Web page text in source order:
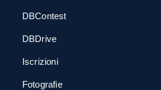
DBContest
DBDrive
Iscrizioni
Fotografie